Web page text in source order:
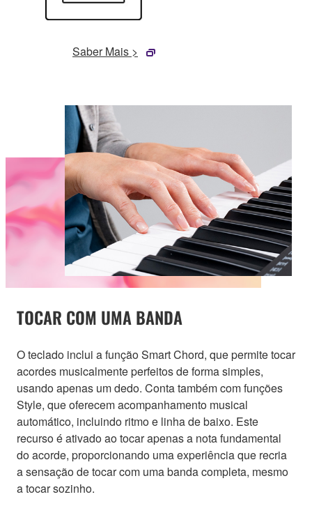
Saber Mais >
TOCAR COM UMA BANDA
O teclado inclui a função Smart Chord, que permite tocar
acordes musicalmente perfeitos de forma simples,
usando apenas um dedo. Conta também com funções
Style, que oferecem acompanhamento musical
automático, incluindo ritmo e linha de baixo. Este
recurso é ativado ao tocar apenas a nota fundamental
do acorde, proporcionando uma experiência que recria
a sensação de tocar com uma banda completa, mesmo
a tocar sozinho.